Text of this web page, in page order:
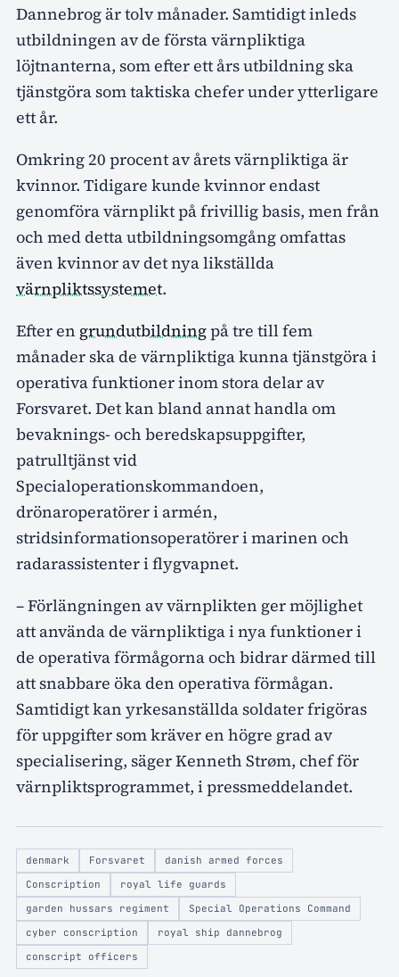
Dannebrog är tolv månader. Samtidigt inleds
utbildningen av de första värnpliktiga
löjtnanterna, som efter ett års utbildning ska
tjänstgöra som taktiska chefer under ytterligare
ett år.
Omkring 20 procent av årets värnpliktiga är
kvinnor. Tidigare kunde kvinnor endast
genomföra värnplikt på frivillig basis, men från
och med detta utbildningsomgång omfattas
även kvinnor av det nya likställda
värnpliktssystemet.
Efter en grundutbildningpå tre till fem
månader ska de värnpliktiga kunna tjänstgöra i
operativa funktioner inom stora delar av
Forsvaret. Det kan bland annat handla om
bevaknings- och beredskapsuppgifter,
patrulltjänst vid
Specialoperationskommandoen,
drönaroperatörer i armén,
stridsinformationsoperatörer i marinen och
radarassistenter i flygvapnet.
– Förlängningen av värnplikten ger möjlighet
att använda de värnpliktiga i nya funktioner i
de operativa förmågorna och bidrar därmed till
att snabbare öka den operativa förmågan.
Samtidigt kan yrkesanställda soldater frigöras
för uppgifter som kräver en högre grad av
specialisering, säger Kenneth Strøm, chef för
värnpliktsprogrammet, i pressmeddelandet.
denmark Forsvaret
danish armed forces
Conscription
royal life guards
garden hussars regiment
Special Operations Command
cyber conscription
royal ship dannebrog
conscript officers